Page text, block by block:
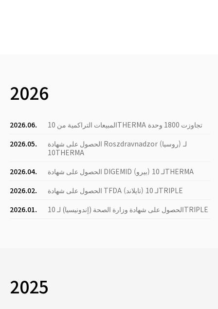
2026
2026.06.
المبيعات التراكمية من 10THERMA تجاوزت 1800 وحدة
2026.05.
الحصول على شهادة Roszdravnadzor (روسيا) لـ
10THERMA
2026.04.
الحصول على شهادة DIGEMID (بيرو) لـ 10THERMA
2026.02.
الحصول على شهادة TFDA (تايلاند) لـ 10TRIPLE
2026.01.
الحصول على شهادة وزارة الصحة (إندونيسيا) لـ 10TRIPLE
2025